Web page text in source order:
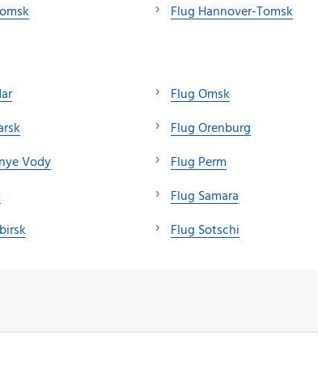
Flug Hannover-Tomsk
Vody
Flug Omsk
Flug Orenburg
Flug Perm
Flug Samara
Flug Sotschi